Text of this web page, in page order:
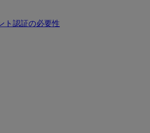
ト認証の必要性